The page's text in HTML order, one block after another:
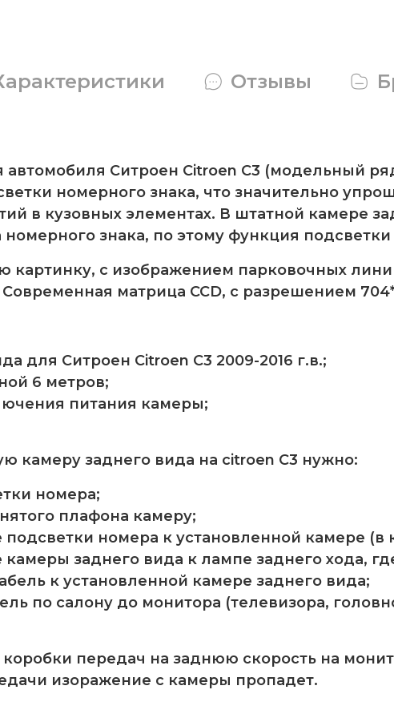
Отзывы
Ситроен Citroen C3 (модельный
номерного знака, что значительно
в кузовных элементах. В штатной камере
знака, по этому функция
картинку, с изображением парковочных
Современная матрица CCD, с разрешением
для Ситроен Citroen C3 2009-2016 г.в.;
6 метров;
питания камеры;
камеру заднего вида на citroen C3 нужно:
номера;
плафона камеру;
номера к установленной камере (в
заднего вида к лампе заднего хода,
к установленной камере заднего вида;
по салону до монитора (телевизора,
передач на заднюю скорость на
изоражение с камеры пропадет.